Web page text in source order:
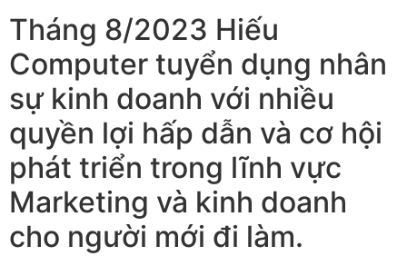
Tháng 8/2023 Hiếu
Computer tuyển dụng nhân
sự kinh doanh với nhiều
quyền lợi hấp dẫn và cơ hội
phát triển trong lĩnh vực
Marketing và kinh doanh
cho người mới đi làm.